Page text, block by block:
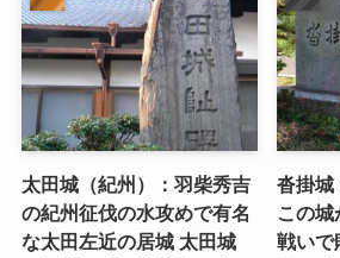
太田城（紀州）：羽柴秀吉
の紀州征伐の水攻めで有名
な太田左近の居城 太田城
沓掛城
この
戦いで